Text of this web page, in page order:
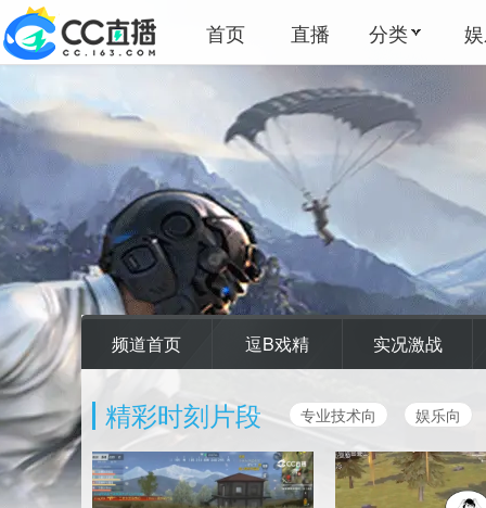
首页 直播 分类
频道首页 逗B戏精 实况激战
精彩时刻片段 专业技术向 娱乐向